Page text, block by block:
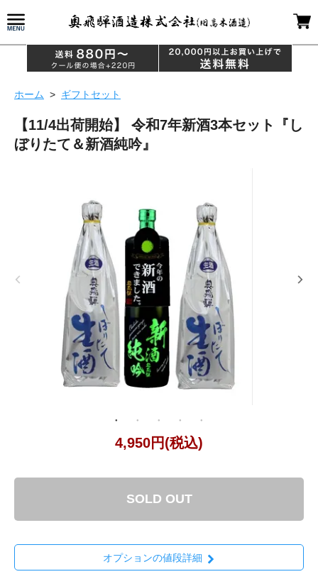
ホーム > ギフトセット
【11/4出荷開始】 令和7年新酒3本セット『し
ぼりたて＆新酒純吟』
4,950円(税込)
SOLD OUT
オプションの値段詳細